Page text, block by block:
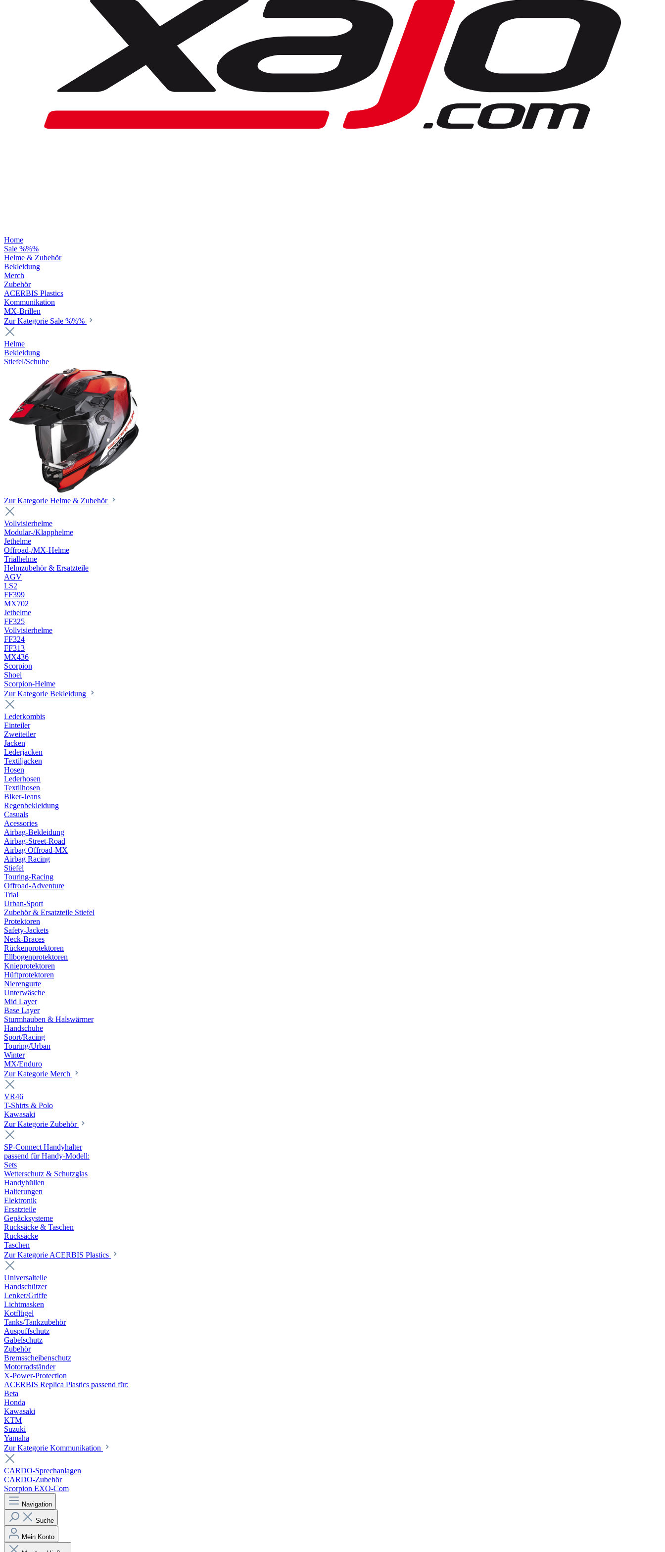
Home
Sale %%%
Helme & Zubehör
Bekleidung
Merch
Zubehör
ACERBIS Plastics
Kommunikation
MX-Brillen
Zur Kategorie Sale %%%
Helme
Bekleidung
Stiefel/Schuhe
Zur Kategorie Helme & Zubehör
Vollvisierhelme
Modular-/Klapphelme
Jethelme
Offroad-/MX-Helme
Trialhelme
Helmzubehör & Ersatzteile
AGV
LS2
FF399
MX702
Jethelme
FF325
Vollvisierhelme
FF324
FF313
MX436
Scorpion
Shoei
Scorpion-Helme
Zur Kategorie Bekleidung
Lederkombis
Einteiler
Zweiteiler
Jacken
Lederjacken
Textiljacken
Hosen
Lederhosen
Textilhosen
Biker-Jeans
Regenbekleidung
Casuals
Acessories
Airbag-Bekleidung
Airbag-Street-Road
Airbag Offroad-MX
Airbag Racing
Stiefel
Touring-Racing
Offroad-Adventure
Trial
Urban-Sport
Zubehör & Ersatzteile Stiefel
Protektoren
Safety-Jackets
Neck-Braces
Rückenprotektoren
Ellbogenprotektoren
Knieprotektoren
Hüftprotektoren
Nierengurte
Unterwäsche
Mid Layer
Base Layer
Sturmhauben & Halswärmer
Handschuhe
Sport/Racing
Touring/Urban
Winter
MX/Enduro
Zur Kategorie Merch
VR46
T-Shirts & Polo
Kawasaki
Zur Kategorie Zubehör
SP-Connect Handyhalter
passend für Handy-Modell:
Sets
Wetterschutz & Schutzglas
Handyhüllen
Halterungen
Elektronik
Ersatzteile
Gepäcksysteme
Rucksäcke & Taschen
Rucksäcke
Taschen
Zur Kategorie ACERBIS Plastics
Universalteile
Handschützer
Lenker/Griffe
Lichtmasken
Kotflügel
Tanks/Tankzubehör
Auspuffschutz
Gabelschutz
Zubehör
Bremsscheibenschutz
Motorradständer
X-Power-Protection
ACERBIS Replica Plastics passend für:
Beta
Honda
Kawasaki
KTM
Suzuki
Yamaha
Zur Kategorie Kommunikation
CARDO-Sprechanlagen
CARDO-Zubehör
Scorpion EXO-Com
Navigation
Suche
Mein Konto